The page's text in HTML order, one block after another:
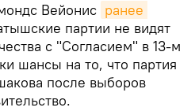
Вейонис ранее
партии не видят
с "Согласием" в 13-м
шансы на то, что партия
после выборов